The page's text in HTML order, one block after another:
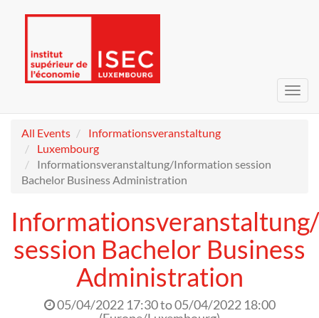
All Events
Informationsveranstaltung
Luxembourg
Informationsveranstaltung/Information session
Bachelor Business Administration
session Bachelor Business
Administration
05/04/2022 17:30to05/04/2022 18:00